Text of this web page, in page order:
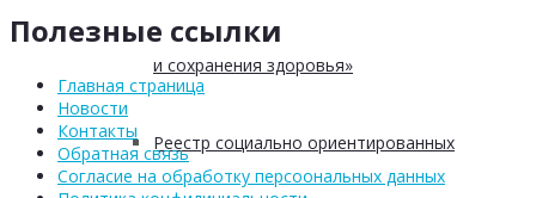
и сохранения здоровья»
Реестр социально ориентированных
Полезные ссылки
Главная страница
Новости
Контакты
Обратная связь
Согласие на обработку персоональных данных